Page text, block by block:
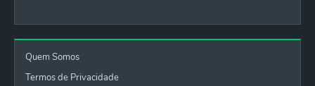
Quem Somos
Termos de Privacidade